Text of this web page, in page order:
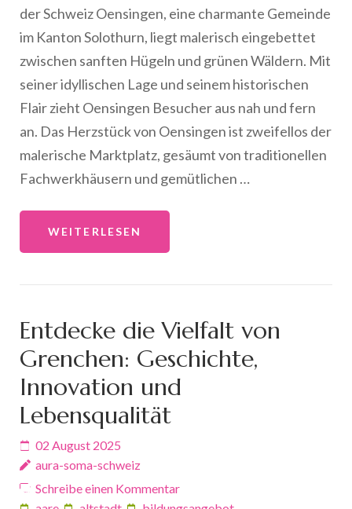
der Schweiz Oensingen, eine charmante Gemeinde
im Kanton Solothurn, liegt malerisch eingebettet
zwischen sanften Hügeln und grünen Wäldern. Mit
seiner idyllischen Lage und seinem historischen
Flair zieht Oensingen Besucher aus nah und fern
an. Das Herzstück von Oensingen ist zweifellos der
malerische Marktplatz, gesäumt von traditionellen
Fachwerkhäusern und gemütlichen …
WEITERLESEN
Entdecke die Vielfalt von
Grenchen: Geschichte,
Innovation und
Lebensqualität
02 August 2025
aura-soma-schweiz
Schreibe einen Kommentar